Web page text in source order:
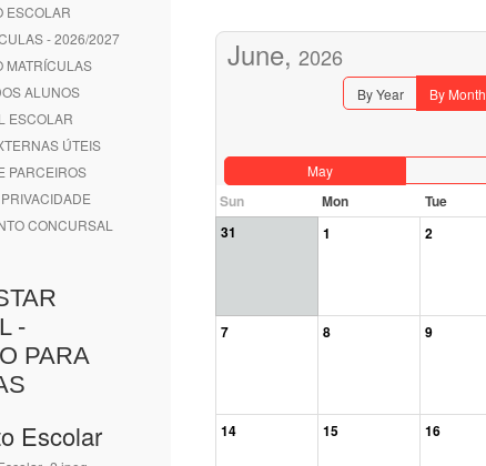
ESCOLAR
- 2026/2027
MATRÍCULAS
ALUNOS
ESCOLAR
ÚTEIS
PARCEIROS
CONCURSAL
-
PARA
Escolar
June, 2026
By Year By Month
May
Sun Mon Tue
31
1 2
7 8 9
14 15 16